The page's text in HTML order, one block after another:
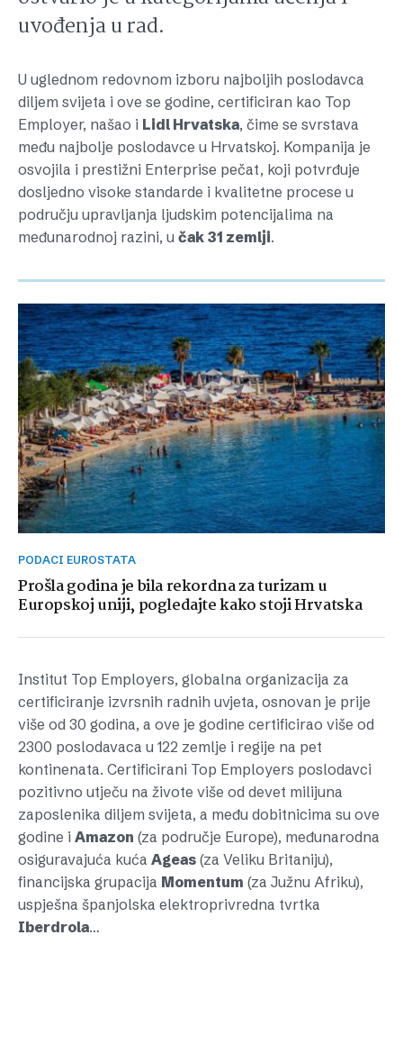
uvođenja u rad.
U uglednom redovnom izboru najboljih poslodavca
diljem svijeta i ove se godine, certificiran kao Top
Employer, našao i Lidl Hrvatska, čime se svrstava
među najbolje poslodavce u Hrvatskoj. Kompanija je
osvojila i prestižni Enterprise pečat, koji potvrđuje
dosljedno visoke standarde i kvalitetne procese u
području upravljanja ljudskim potencijalima na
međunarodnoj razini, u čak 31 zemlji.
PODACI EUROSTATA
Prošla godina je bila rekordna za turizam u
Europskoj uniji, pogledajte kako stoji Hrvatska
Institut Top Employers, globalna organizacija za
certificiranje izvrsnih radnih uvjeta, osnovan je prije
više od 30 godina, a ove je godine certificirao više od
2300 poslodavaca u 122 zemlje i regije na pet
kontinenata. Certificirani Top Employers poslodavci
pozitivno utječu na živote više od devet milijuna
zaposlenika diljem svijeta, a među dobitnicima su ove
godine i Amazon (za područje Europe), međunarodna
osiguravajuća kuća Ageas (za Veliku Britaniju),
financijska grupacija Momentum (za Južnu Afriku),
uspješna španjolska elektroprivredna tvrtka
Iberdrola…